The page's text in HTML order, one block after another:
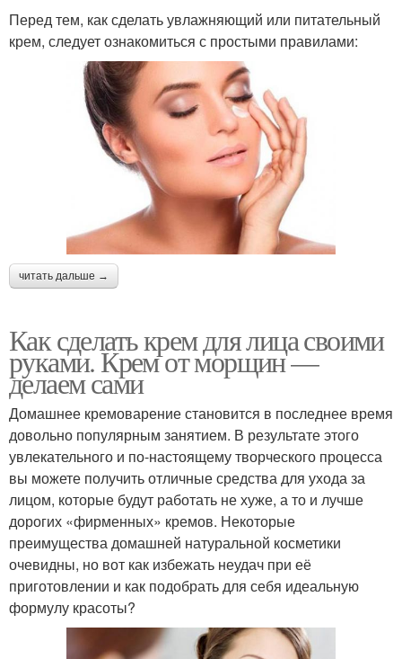
Перед тем, как сделать увлажняющий или питательный
крем, следует ознакомиться с простыми правилами:
читать дальше →
Как сделать крем для лица своими
руками. Крем от морщин —
делаем сами
Домашнее кремоварение становится в последнее время
довольно популярным занятием. В результате этого
увлекательного и по-настоящему творческого процесса
вы можете получить отличные средства для ухода за
лицом, которые будут работать не хуже, а то и лучше
дорогих «фирменных» кремов. Некоторые
преимущества домашней натуральной косметики
очевидны, но вот как избежать неудач при её
приготовлении и как подобрать для себя идеальную
формулу красоты?